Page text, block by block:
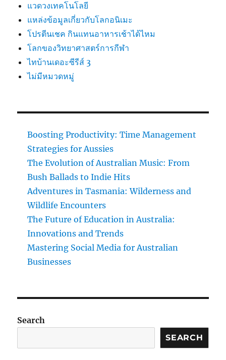
แวดวงเทคโนโลยี
แหล่งข้อมูลเกี่ยวกับโลกอนิเมะ
โปรตีนเชค กินแทนอาหารเช้าได้ไหม
โลกของวิทยาศาสตร์การกีฬา
ไทบ้านเดอะซีรีส์ 3
ไม่มีหมวดหมู่
Boosting Productivity: Time Management
Strategies for Aussies
The Evolution of Australian Music: From
Bush Ballads to Indie Hits
Adventures in Tasmania: Wilderness and
Wildlife Encounters
The Future of Education in Australia:
Innovations and Trends
Mastering Social Media for Australian
Businesses
Search
SEARCH